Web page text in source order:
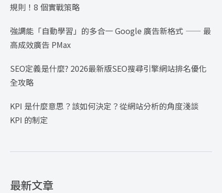
規則！8 個實戰策略
強調能「自動學習」的多合一 Google 廣告新格式 —— 最
高成效廣告 PMax
SEO定義是什麼? 2026最新版SEO搜尋引擎網站排名優化
全攻略
KPI 是什麼意思？該如何決定？從網站分析的角度淺談
KPI 的制定
最新文章